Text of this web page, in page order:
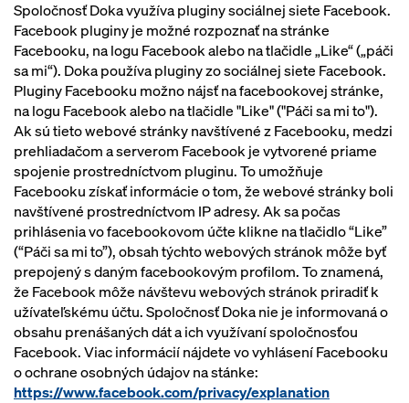
Spoločnosť Doka využíva pluginy sociálnej siete Facebook.
Facebook pluginy je možné rozpoznať na stránke
Facebooku, na logu Facebook alebo na tlačidle „Like“ („páči
sa mi“). Doka používa pluginy zo sociálnej siete Facebook.
Pluginy Facebooku možno nájsť na facebookovej stránke,
na logu Facebook alebo na tlačidle "Like" ("Páči sa mi to").
Ak sú tieto webové stránky navštívené z Facebooku, medzi
prehliadačom a serverom Facebook je vytvorené priame
spojenie prostredníctvom pluginu. To umožňuje
Facebooku získať informácie o tom, že webové stránky boli
navštívené prostredníctvom IP adresy. Ak sa počas
prihlásenia vo facebookovom účte klikne na tlačidlo “Like”
(“Páči sa mi to”), obsah týchto webových stránok môže byť
prepojený s daným facebookovým profilom. To znamená,
že Facebook môže návštevu webových stránok priradiť k
užívateľskému účtu. Spoločnosť Doka nie je informovaná o
obsahu prenášaných dát a ich využívaní spoločnosťou
Facebook. Viac informácií nájdete vo vyhlásení Facebooku
o ochrane osobných údajov na stánke:
https://www.facebook.com/privacy/explanation